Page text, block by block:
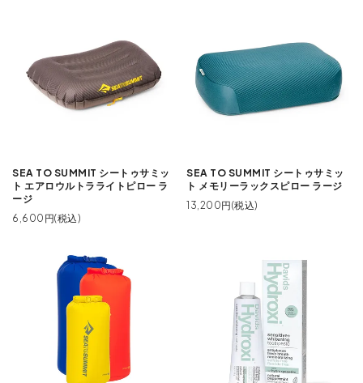
SEA TO SUMMIT シートゥサミッ
ト エアロウルトラライトピロー ラ
ージ
6,600円(税込)
SEA TO SUMMIT シートゥサミッ
ト メモリーラックスピロー ラージ
13,200円(税込)